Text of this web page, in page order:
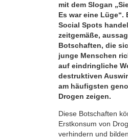
mit dem Slogan
Es war eine Lüge“.
Social Spots
zeitgemäße,
Botschaften, die
junge Menschen
auf eindringliche
destruktiven
am häufigsten
Drogen zeigen.
Diese Botschaften
Erstkonsum von
verhindern und